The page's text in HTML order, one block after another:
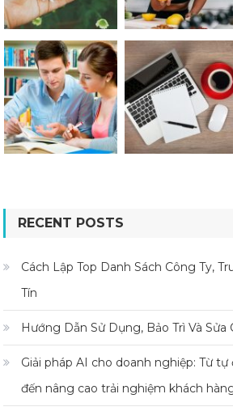
RECENT POSTS
Cách Lập Top Danh Sách Công Ty,
Tín
Hướng Dẫn Sử Dụng, Bảo Trì Và Sửa
Giải pháp AI cho doanh nghiệp: Từ
đến nâng cao trải nghiệm khách